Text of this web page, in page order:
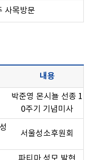
사목방문
내용
박준영 몬시뇰 선종 1
0주기 기념미사
서울성소후원회